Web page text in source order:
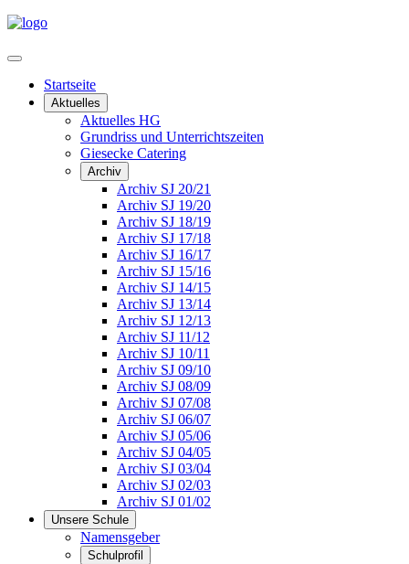
Startseite
Aktuelles
Aktuelles HG
Grundriss und Unterrichtszeiten
Giesecke Catering
Archiv
Archiv SJ 20/21
Archiv SJ 19/20
Archiv SJ 18/19
Archiv SJ 17/18
Archiv SJ 16/17
Archiv SJ 15/16
Archiv SJ 14/15
Archiv SJ 13/14
Archiv SJ 12/13
Archiv SJ 11/12
Archiv SJ 10/11
Archiv SJ 09/10
Archiv SJ 08/09
Archiv SJ 07/08
Archiv SJ 06/07
Archiv SJ 05/06
Archiv SJ 04/05
Archiv SJ 03/04
Archiv SJ 02/03
Archiv SJ 01/02
Unsere Schule
Namensgeber
Schulprofil